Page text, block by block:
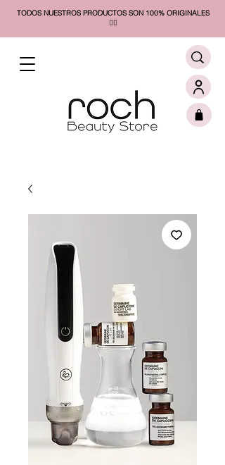
TODOS NUESTROS PRODUCTOS SON 100% ORIGINALES
❤️‍🔥​